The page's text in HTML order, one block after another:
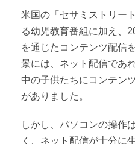
米国の「セサミストリー
る幼児教育番組に加え、
を通じたコンテンツ配信
景には、ネット配信であ
中の子供たちにコンテン
がありました。
しかし、パソコンの操作
く、ネット配信が十分に